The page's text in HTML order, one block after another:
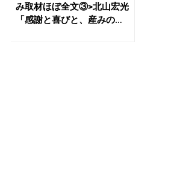
み取材ほぼ全文③>北山宏光
「感謝と喜びと、産みの喜